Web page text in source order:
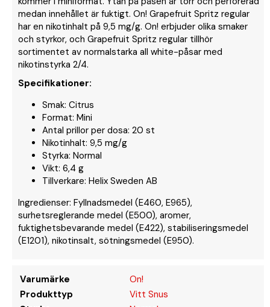
medan innehållet är fuktigt. On! Grapefruit Spritz regular
har en nikotinhalt på 9,5 mg/g. On! erbjuder olika smaker
och styrkor, och Grapefruit Spritz regular tillhör
sortimentet av normalstarka all white-påsar med
nikotinstyrka 2/4.
Specifikationer:
Smak: Citrus
Format: Mini
Antal prillor per dosa: 20 st
Nikotinhalt: 9,5 mg/g
Styrka: Normal
Vikt: 6,4 g
Tillverkare: Helix Sweden AB
Ingredienser: Fyllnadsmedel (E460, E965),
surhetsreglerande medel (E500), aromer,
fuktighetsbevarande medel (E422), stabiliseringsmedel
(E1201), nikotinsalt, sötningsmedel (E950).
Varumärke
On!
Produkttyp
Vitt Snus